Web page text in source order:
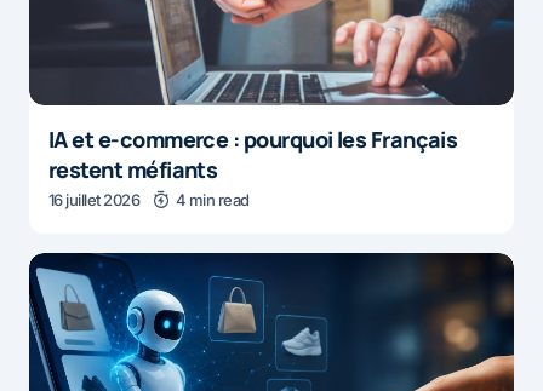
IA et e-commerce : pourquoi les Français
restent méfiants
16 juillet 2026 4 min read